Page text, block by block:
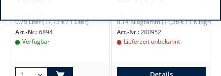
0.75 Liter(17,73 € / 1 Liter)
Art.-Nr.:6894
Verfügbar
0.14 Kilogramm(71,36 € / 1
Art.-Nr.:200952
Lieferzeit unbekannt